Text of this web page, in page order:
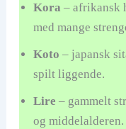
Kora – afrikansk
med mange
Koto – japansk
spilt liggende.
Lire – gammelt
og middelalderen.